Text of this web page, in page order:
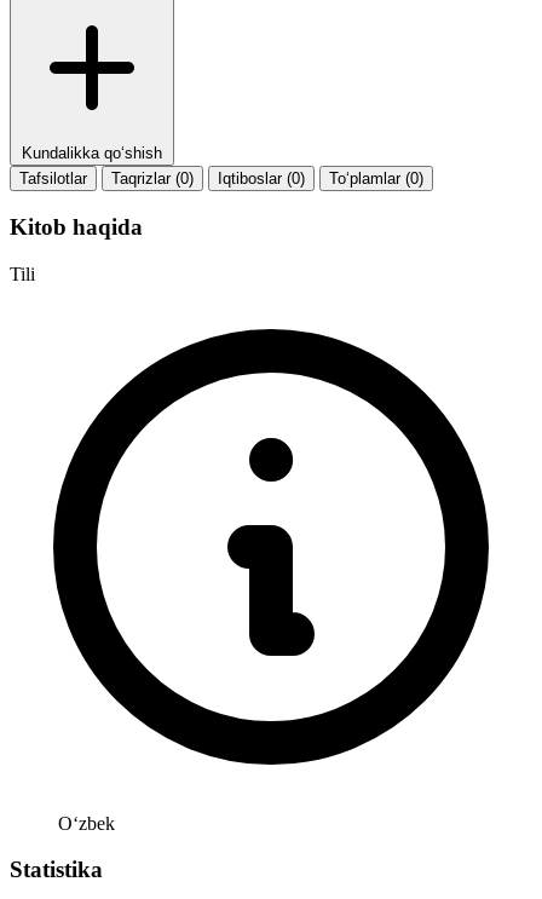
Kundalikka qo‘shish
Tafsilotlar
Taqrizlar (0) Iqtiboslar (0) To‘plamlar (0)
Kitob haqida
Tili
Oʻzbek
Statistika